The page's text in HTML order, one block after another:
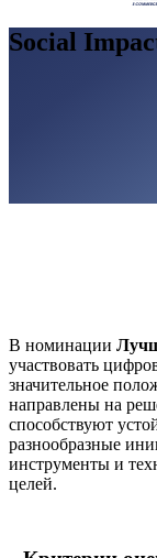
Social
В номинации
участвовать
значительное
направлены на
способствуют
разнообразные
инструменты и
целей.